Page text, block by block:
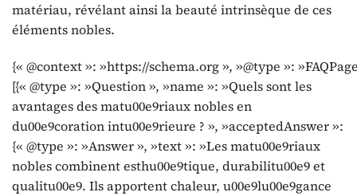
matériau, révélant ainsi la beauté intrinsèque de ces
éléments nobles.
{« @context »: »https://schema.org », »@type »:
[{« @type »: »Question », »name »: »Quels sont les
avantages des matu00e9riaux nobles en
du00e9coration intu00e9rieure ? », »acceptedAnswer »:
{« @type »: »Answer », »text »: »Les matu00e9riaux
nobles combinent esthu00e9tique, durabilitu00e9 et
qualitu00e9. Ils apportent chaleur, u00e9lu00e9gance